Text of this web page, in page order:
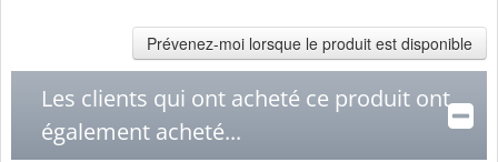
Prévenez-moi lorsque le produit est disponible
Les clients qui ont acheté ce produit ont
également acheté...